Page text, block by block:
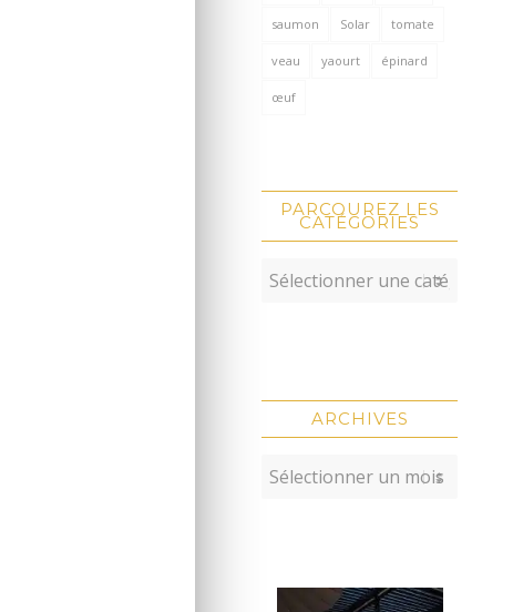
saumon Solar tomate
veau yaourt épinard
œuf
PARCOUREZ LES
CATÉGORIES
ARCHIVES